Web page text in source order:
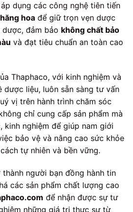
dụng các công nghệ tiên tiến
hoa để giữ trọn vẹn dược
đảm bảo không chất bảo
và đạt tiêu chuẩn an toàn cao
Thaphaco, với kinh nghiệm và
dược liệu, luôn sẵn sàng tư vấn
vị trên hành trình chăm sóc
chỉ cung cấp sản phẩm mà
kinh nghiệm để giúp nam giới
bảo vệ và nâng cao sức khỏe
tự nhiên và bền vững.
người bạn đồng hành tin
các sản phẩm chất lượng cao
để nhận được sự tư
những giá trị thực sự từ